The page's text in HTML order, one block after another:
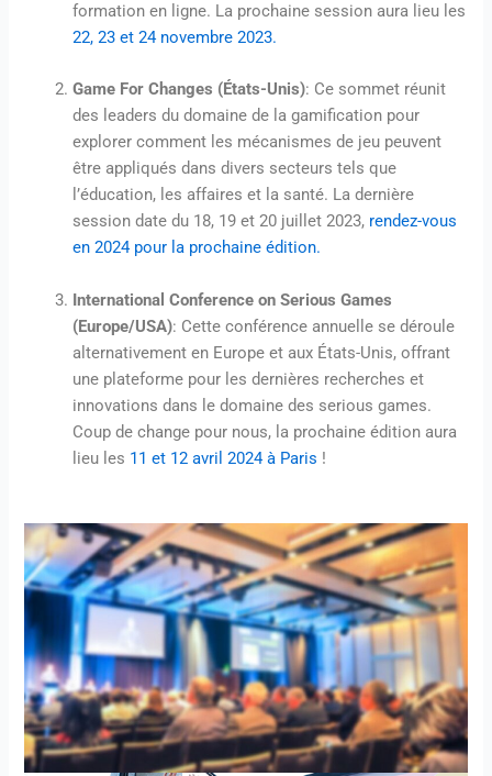
formation en ligne. La prochaine session aura lieu les
22, 23 et 24 novembre 2023.
Game For Changes (États-Unis): Ce sommet réunit
des leaders du domaine de la gamification pour
explorer comment les mécanismes de jeu peuvent
être appliqués dans divers secteurs tels que
l’éducation, les affaires et la santé. La dernière
session date du 18, 19 et 20 juillet 2023, rendez-vous
en 2024 pour la prochaine édition.
International Conference on Serious Games
(Europe/USA): Cette conférence annuelle se déroule
alternativement en Europe et aux États-Unis, offrant
une plateforme pour les dernières recherches et
innovations dans le domaine des serious games.
Coup de change pour nous, la prochaine édition aura
lieu les 11 et 12 avril 2024 à Paris !